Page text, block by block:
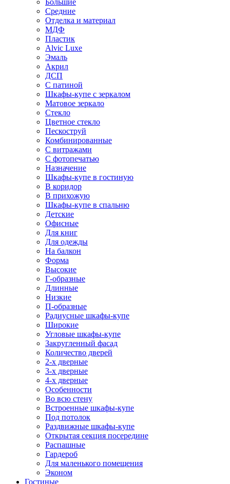
Большие
Средние
Отделка и материал
МДФ
Пластик
Alvic Luxe
Эмаль
Акрил
ДСП
С патиной
Шкафы-купе с зеркалом
Матовое зеркало
Стекло
Цветное стекло
Пескоструй
Комбинированные
С витражами
С фотопечатью
Назначение
Шкафы-купе в гостиную
В коридор
В прихожую
Шкафы-купе в спальню
Детские
Офисные
Для книг
Для одежды
На балкон
Форма
Высокие
Г-образные
Длинные
Низкие
П-образные
Радиусные шкафы-купе
Широкие
Угловые шкафы-купе
Закругленный фасад
Количество дверей
2-х дверные
3-х дверные
4-х дверные
Особенности
Во всю стену
Встроенные шкафы-купе
Под потолок
Раздвижные шкафы-купе
Открытая секция посередине
Распашные
Гардероб
Для маленького помещения
Эконом
Гостиные